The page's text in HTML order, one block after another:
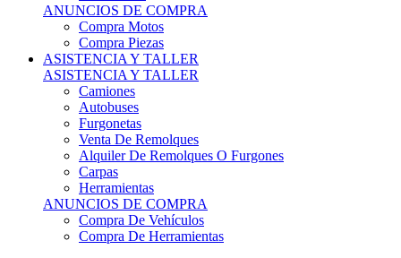
ANUNCIOS DE COMPRA
Compra Motos
Compra Piezas
ASISTENCIA Y TALLER
ASISTENCIA Y TALLER
Camiones
Autobuses
Furgonetas
Venta De Remolques
Alquiler De Remolques O Furgones
Carpas
Herramientas
ANUNCIOS DE COMPRA
Compra De Vehículos
Compra De Herramientas